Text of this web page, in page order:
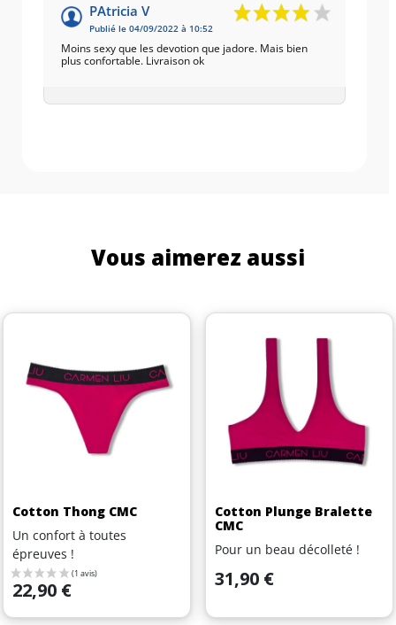
PAtricia V
Publié le 04/09/2022 à 10:52
Moins sexy que les devotion que jadore. Mais bien
plus confortable. Livraison ok
Vous aimerez aussi
Cotton Thong CMC
Un confort à toutes
épreuves !
Prix
22,90 €
Cotton Plunge Bralette
CMC
Pour un beau décolleté !
Prix
31,90 €